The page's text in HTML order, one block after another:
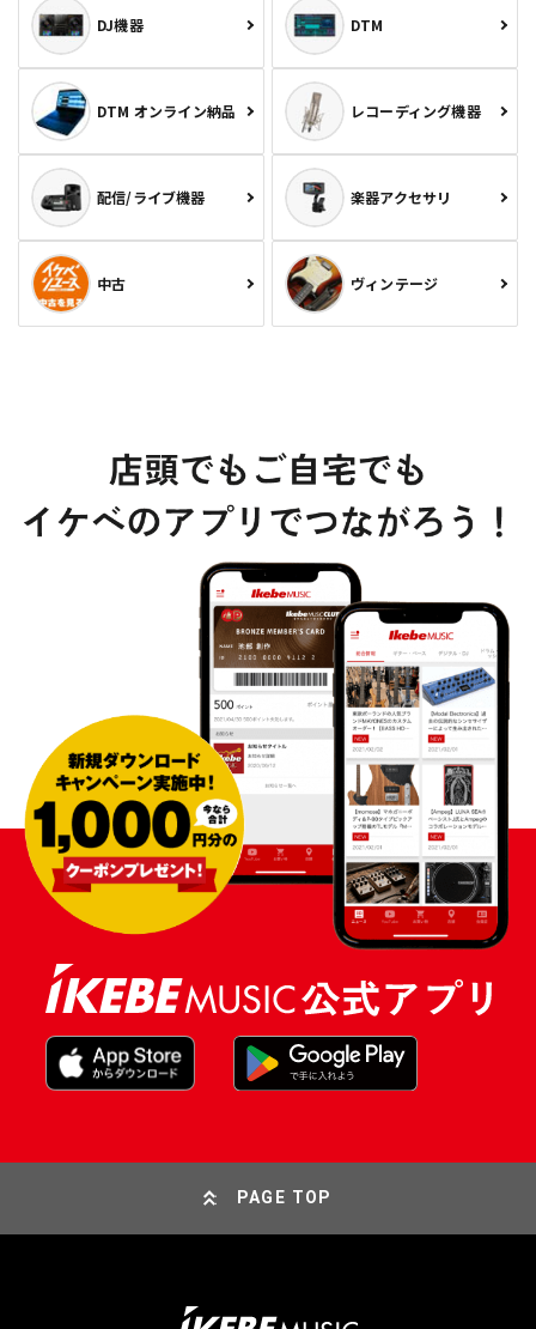
DJ機器 DTM
DTM オンライン納品 レコーディング機器
配信/ライブ機器 楽器アクセサリ
中古 ヴィンテージ
PAGE TOP